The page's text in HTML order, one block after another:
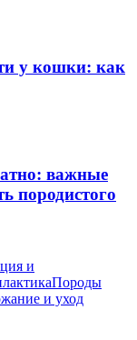
у кошки: как
важные
породистого
и
Породы
и уход